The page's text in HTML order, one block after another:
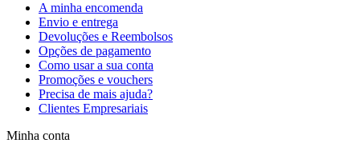
A minha encomenda
Envio e entrega
Devoluções e Reembolsos
Opções de pagamento
Como usar a sua conta
Promoções e vouchers
Precisa de mais ajuda?
Clientes Empresariais
Minha conta